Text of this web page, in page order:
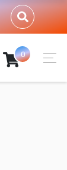
0